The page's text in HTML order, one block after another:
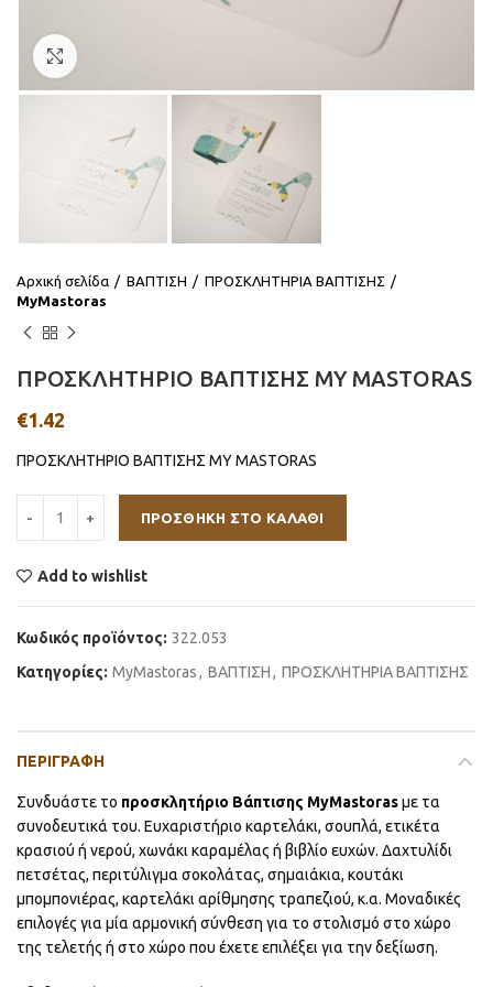
Αρχική σελίδα ΒΑΠΤΙΣΗ
ΠΡΟΣΚΛΗΤΗΡΙΑ ΒΑΠΤΙΣΗΣ
MyMastoras
ΠΡΟΣΚΛΗΤΗΡΙΟ ΒΑΠΤΙΣΗΣ MY MASTORAS
€1.42
ΠΡΟΣΚΛΗΤΗΡΙΟ ΒΑΠΤΙΣΗΣ MY MASTORAS
ΠΡΟΣΘΉΚΗ ΣΤΟ ΚΑΛΆΘΙ
Add to wishlist
Κωδικός προϊόντος: 322.053
Κατηγορίες: MyMastoras, ΒΑΠΤΙΣΗ, ΠΡΟΣΚΛΗΤΗΡΙΑ ΒΑΠΤΙΣΗΣ
ΠΕΡΙΓΡΑΦΉ
Συνδυάστε το προσκλητήριο Βάπτισης MyMastorasμε τα
συνοδευτικά του. Ευχαριστήριο καρτελάκι, σουπλά, ετικέτα
κρασιού ή νερού, χωνάκι καραμέλας ή βιβλίο ευχών. Δαχτυλίδι
πετσέτας, περιτύλιγμα σοκολάτας, σημαιάκια, κουτάκι
μπομπονιέρας, καρτελάκι αρίθμησης τραπεζιού, κ.α. Μοναδικές
επιλογές για μία αρμονική σύνθεση για το στολισμό στο χώρο
της τελετής ή στο χώρο που έχετε επιλέξει για την δεξίωση.